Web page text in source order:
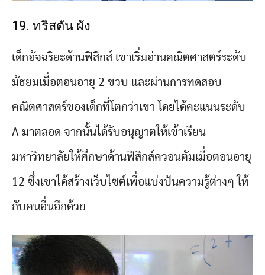
19. ทริสตัน ผัง
เด็กอัจฉริยะด้านฟิสิกส์ เขาเริ่มอ่านคณิตศาสตร์ระดับ
มัธยมเมื่อตอนอายุ 2 ขวบ และผ่านการทดสอบ
คณิตศาสตร์ของเด็กที่โตกว่าเขา โดยได้คะแนนระดับ
A มาตลอด จากนั้นได้รับอนุญาตให้เข้าเรียน
มหาวิทยาลัยให้ศึกษาด้านฟิสิกส์ควอนตัมเมื่อตอนอายุ
12 ซึ่งเขาได้สร้างเว็บไซต์เพื่อแบ่งปันความรู้ต่างๆ ให้
กับคนอื่นอีกด้วย